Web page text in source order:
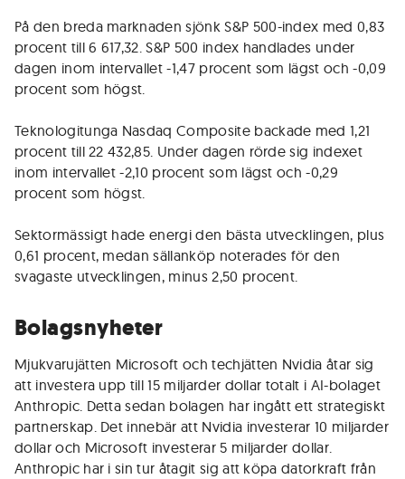
På den breda marknaden sjönk S&P 500-index med 0,83
procent till 6 617,32. S&P 500 index handlades under
dagen inom intervallet -1,47 procent som lägst och -0,09
procent som högst.
Teknologitunga Nasdaq Composite backade med 1,21
procent till 22 432,85. Under dagen rörde sig indexet
inom intervallet -2,10 procent som lägst och -0,29
procent som högst.
Sektormässigt hade energi den bästa utvecklingen, plus
0,61 procent, medan sällanköp noterades för den
svagaste utvecklingen, minus 2,50 procent.
Bolagsnyheter
Mjukvarujätten Microsoft och techjätten Nvidia åtar sig
att investera upp till 15 miljarder dollar totalt i AI-bolaget
Anthropic. Detta sedan bolagen har ingått ett strategiskt
partnerskap. Det innebär att Nvidia investerar 10 miljarder
dollar och Microsoft investerar 5 miljarder dollar.
Anthropic har i sin tur åtagit sig att köpa datorkraft från